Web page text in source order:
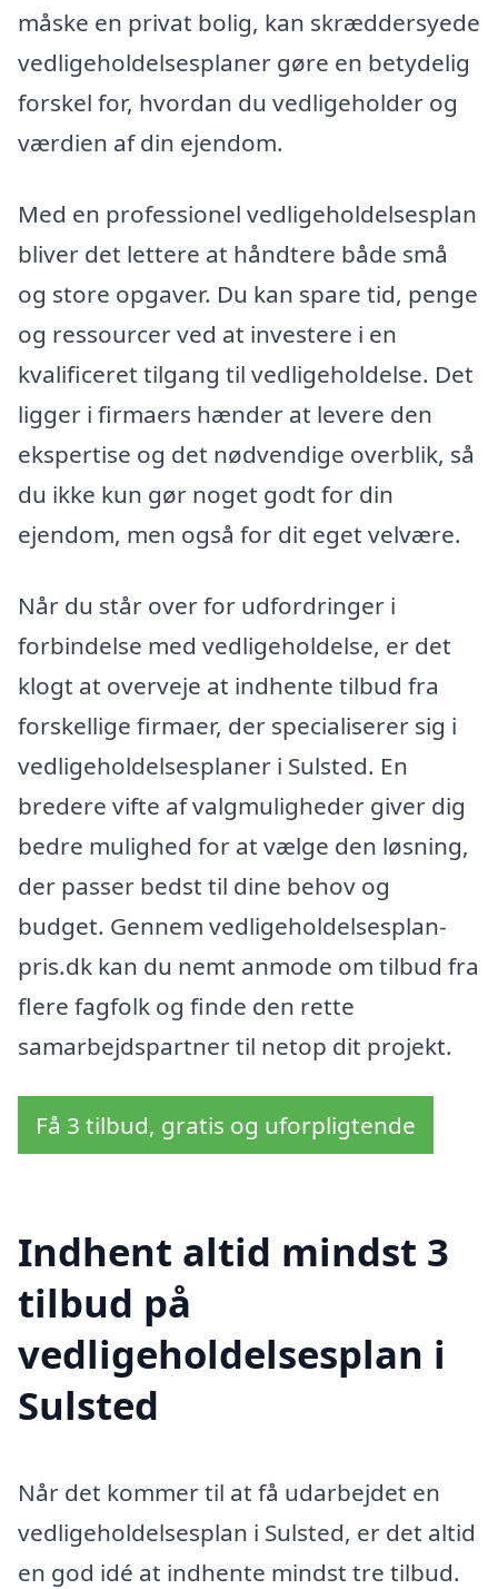
måske en privat bolig, kan skræddersyede
vedligeholdelsesplaner gøre en betydelig
forskel for, hvordan du vedligeholder og
værdien af din ejendom.
Med en professionel vedligeholdelsesplan
bliver det lettere at håndtere både små
og store opgaver. Du kan spare tid, penge
og ressourcer ved at investere i en
kvalificeret tilgang til vedligeholdelse. Det
ligger i firmaers hænder at levere den
ekspertise og det nødvendige overblik, så
du ikke kun gør noget godt for din
ejendom, men også for dit eget velvære.
Når du står over for udfordringer i
forbindelse med vedligeholdelse, er det
klogt at overveje at indhente tilbud fra
forskellige firmaer, der specialiserer sig i
vedligeholdelsesplaner i Sulsted. En
bredere vifte af valgmuligheder giver dig
bedre mulighed for at vælge den løsning,
der passer bedst til dine behov og
budget. Gennem vedligeholdelsesplan-
pris.dk kan du nemt anmode om tilbud fra
flere fagfolk og finde den rette
samarbejdspartner til netop dit projekt.
Få 3 tilbud, gratis og uforpligtende
Indhent altid mindst 3
tilbud på
vedligeholdelsesplan i
Sulsted
Når det kommer til at få udarbejdet en
vedligeholdelsesplan i Sulsted, er det altid
en god idé at indhente mindst tre tilbud.